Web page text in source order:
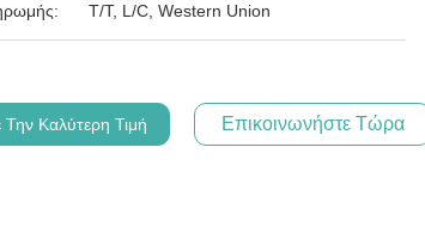
T/T, L/C, Western Union
Την Καλύτερη Τιμή Επικοινωνήστε Τώρα